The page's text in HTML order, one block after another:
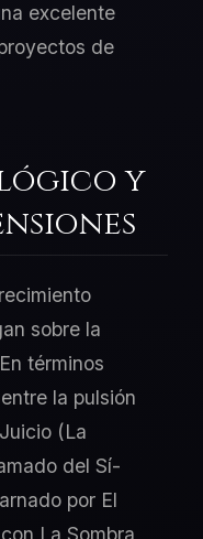
excelente
de
y
sobre la
términos
la pulsión
(La
del Sí-
por El